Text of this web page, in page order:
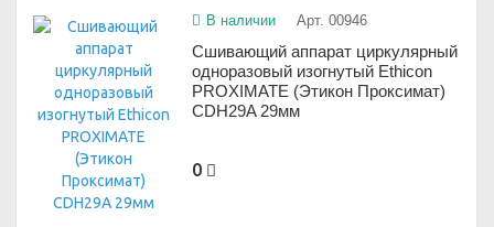
В наличии Арт. 00946
Сшивающий аппарат циркулярный
одноразовый изогнутый Ethicon
PROXIMATE (Этикон Проксимат)
CDH29A 29мм
0